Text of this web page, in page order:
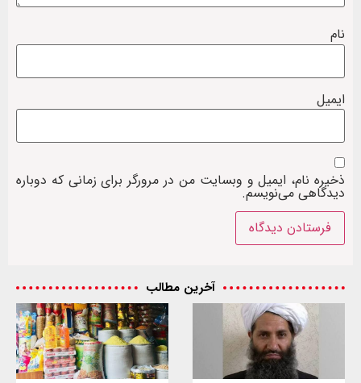
نام
ایمیل
ذخیره نام، ایمیل و وبسایت من در مرورگر برای زمانی که دوباره
دیدگاهی می‌نویسم.
آخرین مطالب